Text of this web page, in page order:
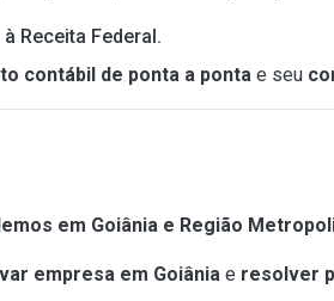
Receita Federal.
contábil de ponta a ponta e seu
em Goiânia e Região
empresa em Goiânia e resolver